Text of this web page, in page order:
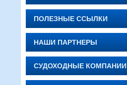
ПОЛЕЗНЫЕ ССЫЛКИ
НАШИ ПАРТНЕРЫ
СУДОХОДНЫЕ КОМПАНИИ